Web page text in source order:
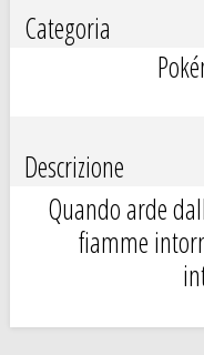
Categoria
Descrizione
Quando arde
fiamme